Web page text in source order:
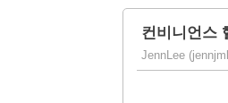
컨비니언스
JennLee